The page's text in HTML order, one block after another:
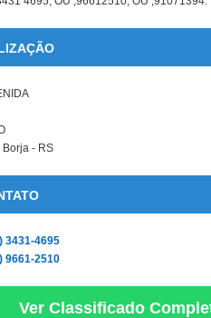
Borja - RS
3431-4695
9661-2510
Ver Classificado